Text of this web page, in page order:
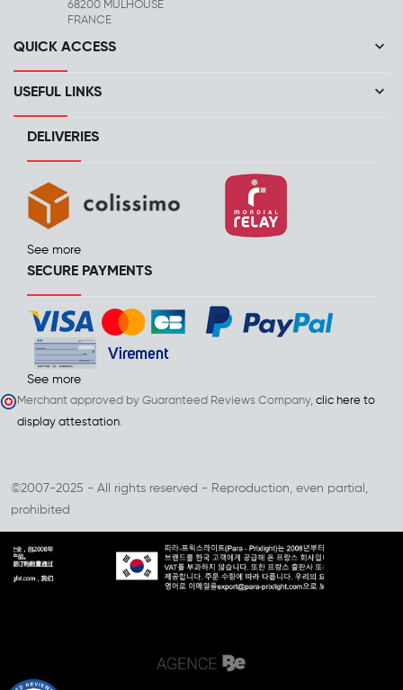
68200 MULHOUSE
FRANCE
QUICK ACCESS keyboard_arrow_down
USEFUL LINKS keyboard_arrow_down
DELIVERIES
See more
SECURE PAYMENTS
See more
Merchant approved by Guaranteed Reviews Company, clic here to
display attestation.
©2007-2025 - All rights reserved - Reproduction, even partial,
prohibited